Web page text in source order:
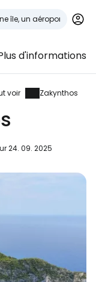
d'informations
voir Zakynthos
24. 09. 2025
voyageurs